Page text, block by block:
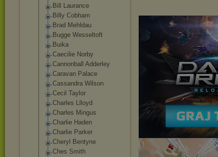
Bill Laurance
Billy Cobham
Brad Mehldau
Bugge Wesseltoft
Buika
Caecilie Norby
Cannonball Adderley
Caravan Palace
Cassandra Wilson
Cecil Taylor
Charles Llloyd
Charles Mingus
Charlie Haden
Charlie Parker
Cheryl Bentyne
Ches Smith